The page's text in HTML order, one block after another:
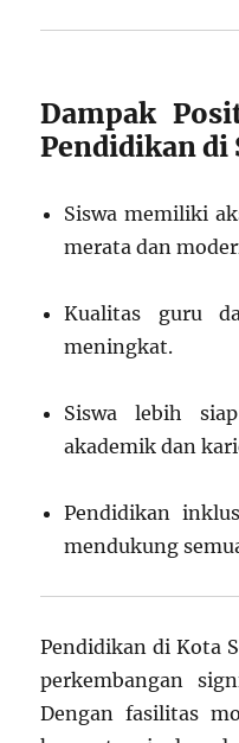
Dampak
Pendidikan di
Siswa memiliki
merata dan
Kualitas guru
meningkat.
Siswa lebih
akademik dan
Pendidikan
mendukung
Pendidikan di Kota
perkembangan
Dengan fasilitas